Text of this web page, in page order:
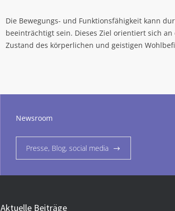
Die Bewegungs- und Funktionsfähigkeit kann
beeinträchtigt sein. Dieses Ziel orientiert sich
Zustand des körperlichen und geistigen
Newsroom
Presse, Blog, social media
Aktuelle Beiträge